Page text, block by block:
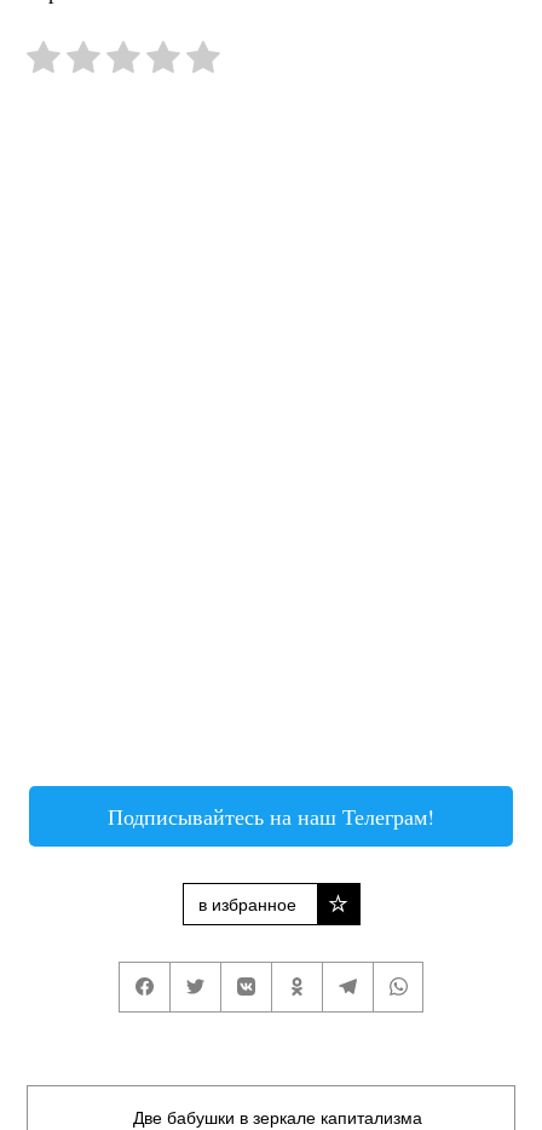
Подписывайтесь на наш Телеграм!
в избранное
Две бабушки в зеркале капитализма